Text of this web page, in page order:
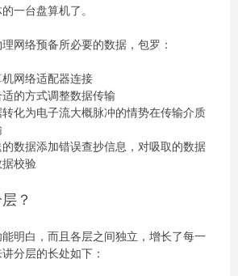
一台盘算机了。
网络预备所必要的数据，包罗：
网络适配器连接
的方式调整数据传输
化为电子流大概脉冲的情势在传输介质
的数据添加错误查抄信息，对吸取的数据
校验
？
明白，而且各层之间独立，增长了每一
分层的长处如下：